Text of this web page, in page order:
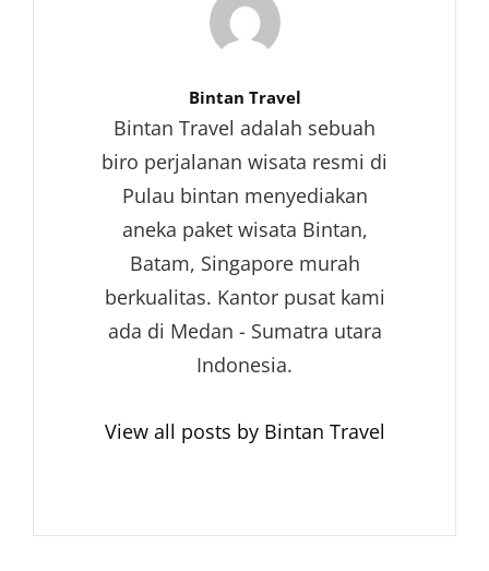
Author:
Bintan Travel
Bintan Travel adalah sebuah
biro perjalanan wisata resmi di
Pulau bintan menyediakan
aneka paket wisata Bintan,
Batam, Singapore murah
berkualitas. Kantor pusat kami
ada di Medan - Sumatra utara
Indonesia.
View all posts by Bintan Travel